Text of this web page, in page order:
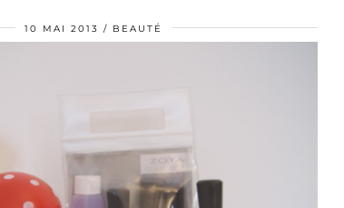
10 MAI 2013 BEAUTÉ